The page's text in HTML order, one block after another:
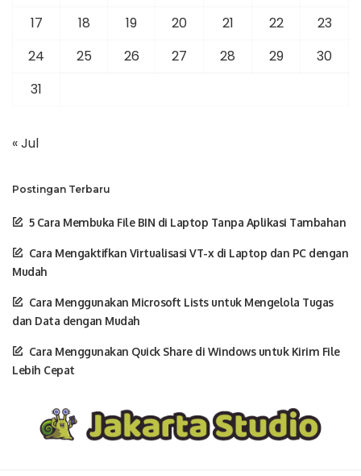
17
18 19 20 21 22
23
24
25 26 27 28 29
30
31
« Jul
Postingan Terbaru
5 Cara Membuka File BIN di Laptop Tanpa Aplikasi Tambahan
Cara Mengaktifkan Virtualisasi VT-x di Laptop dan PC dengan
Mudah
Cara Menggunakan Microsoft Lists untuk Mengelola Tugas
dan Data dengan Mudah
Cara Menggunakan Quick Share di Windows untuk Kirim File
Lebih Cepat